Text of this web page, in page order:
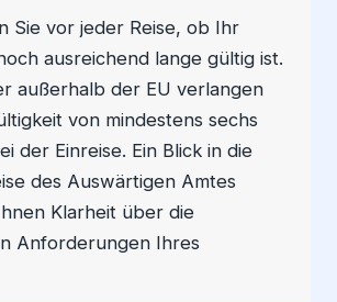
Sie vor jeder Reise, ob Ihr
ausreichend lange gültig ist.
außerhalb der EU verlangen
von mindestens sechs
der Einreise. Ein Blick in die
des Auswärtigen Amtes
Klarheit über die
Anforderungen Ihres